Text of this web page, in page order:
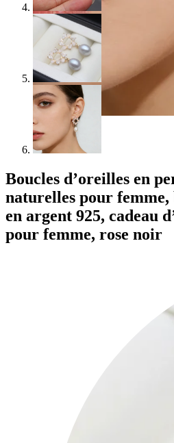
Boucles d’oreilles en
naturelles pour
en argent 925, cadeau
pour femme, rose noir